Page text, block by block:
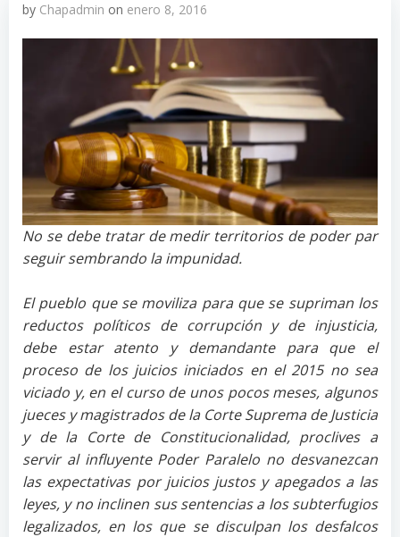
by Chapadmin on enero 8, 2016
No se debe tratar de medir territorios de poder par
seguir sembrando la impunidad.
El pueblo que se moviliza para que se supriman los
reductos políticos de corrupción y de injusticia,
debe estar atento y demandante para que el
proceso de los juicios iniciados en el 2015 no sea
viciado y, en el curso de unos pocos meses, algunos
jueces y magistrados de la Corte Suprema de Justicia
y de la Corte de Constitucionalidad, proclives a
servir al influyente Poder Paralelo no desvanezcan
las expectativas por juicios justos y apegados a las
leyes, y no inclinen sus sentencias a los subterfugios
legalizados, en los que se disculpan los desfalcos